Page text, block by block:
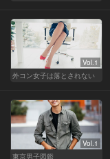
Vol.1
外コン女子は落とされない
Vol.1
東京男子図鑑